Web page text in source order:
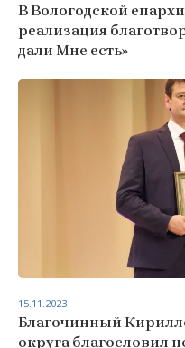
В Вологодской
реализация
дали Мне есть»
Благочинный
округа благословил
15.11.2023